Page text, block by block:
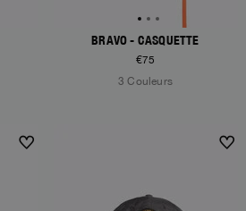
BRAVO - CASQUETTE
€75
3 Couleurs